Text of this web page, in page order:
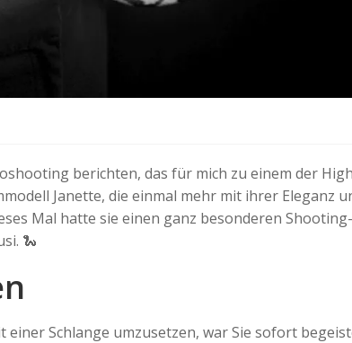
berichten, das für mich zu einem der
Janette, die einmal mehr mit ihrer Eleganz
Mal hatte sie einen ganz besonderen Shooting-
🐍
einer Schlange umzusetzen, war Sie sofort